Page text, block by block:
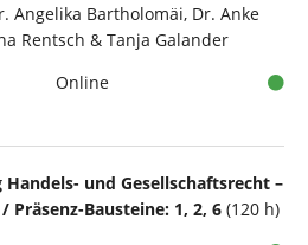
Angelika Bartholomäi, Dr. Anke
Rentsch & Tanja Galander
Online
und Gesellschaftsrecht –
Präsenz-Bausteine: 1, 2, 6 (120 h)